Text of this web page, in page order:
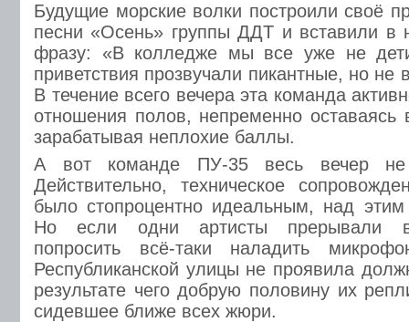
Будущие морские волки построили своё
песни «Осень» группы ДДТ и вставили в
фразу: «В колледже мы все уже не
приветствия прозвучали пикантные, но не
В течение всего вечера эта команда
отношения полов, непременно оставаясь
зарабатывая неплохие баллы.
А вот команде ПУ-35 весь вечер
Действительно, техническое
было стопроцентно идеальным, над
Но если одни артисты прерывали
попросить всё-таки наладить
Республиканской улицы не проявила
результате чего добрую половину их
сидевшее ближе всех жюри.